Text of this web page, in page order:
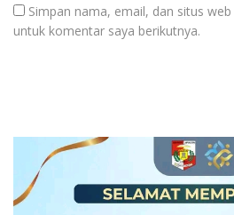
Simpan nama, email, dan situs
untuk komentar saya berikutnya.